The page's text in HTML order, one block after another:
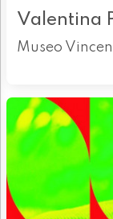
Valentina
Museo